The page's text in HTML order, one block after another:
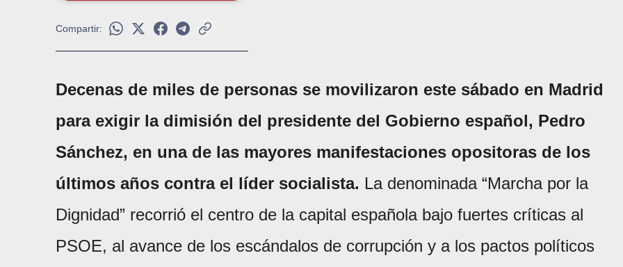
Compartir:
Decenas de miles de personas se movilizaron este sábado en Madrid
para exigir la dimisión del presidente del Gobierno español, Pedro
Sánchez, en una de las mayores manifestaciones opositoras de los
últimos años contra el líder socialista. La denominada “Marcha por la
Dignidad” recorrió el centro de la capital española bajo fuertes críticas al
PSOE, al avance de los escándalos de corrupción y a los pactos políticos